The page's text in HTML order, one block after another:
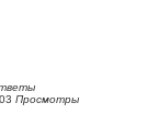
Просмотры